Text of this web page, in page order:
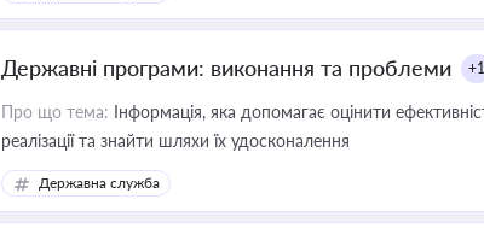
Державні програми: виконання та проблеми +1
Про що тема: Інформація, яка допомагає оцінити
реалізації та знайти шляхи їх удосконалення
Державна служба